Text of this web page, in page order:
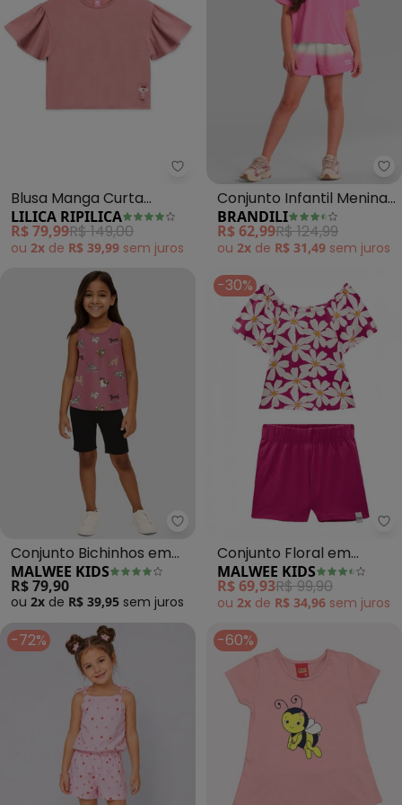
Lilica Ripilica - Blusa Manga
Blusa Manga Curta
Infantil (Rosa)
LILICA RIPILICA
R$ 79,99R$ 149,00
ou 2x de R$ 39,99 sem juros
Conjunto Infantil Menina
Tropical (Rosa)
BRANDILI
R$ 62,99R$ 124,99
ou 2x de R$ 31,49 sem juros
Malwee Kids - Conjunto
Conjunto Bichinhos em
Malha (Rosê)
MALWEE KIDS
R$ 79,90
ou 2x de R$ 39,95 sem juros
-30%
Conjunto Floral em
Cotton (Rosa)
MALWEE KIDS
R$ 69,93R$ 99,90
ou 2x de R$ 34,96 sem juros
-72% -60%